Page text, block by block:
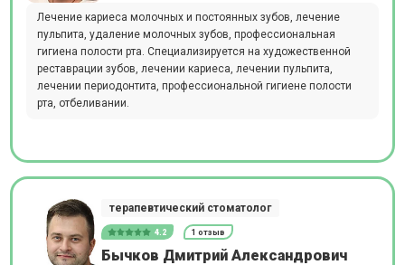
Лечение кариеса молочных и постоянных зубов, лечение
пульпита, удаление молочных зубов, профессиональная
гигиена полости рта. Специализируется на художественной
реставрации зубов, лечении кариеса, лечении пульпита,
лечении периодонтита, профессиональной гигиене полости
рта, отбеливании.
терапевтический стоматолог
4.2 1 отзыв
Бычков Дмитрий Александрович